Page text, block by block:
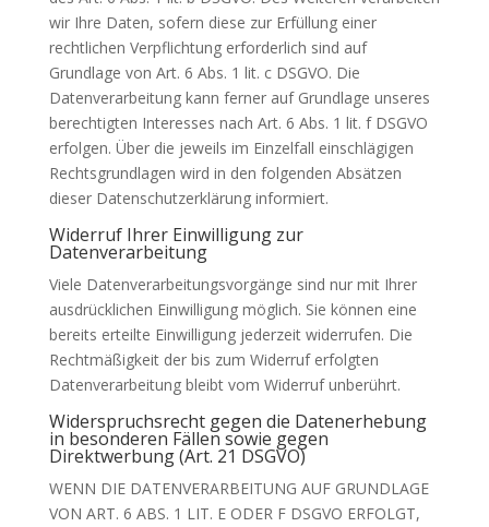
wir Ihre Daten, sofern diese zur Erfüllung einer
rechtlichen Verpflichtung erforderlich sind auf
Grundlage von Art. 6 Abs. 1 lit. c DSGVO. Die
Datenverarbeitung kann ferner auf Grundlage unseres
berechtigten Interesses nach Art. 6 Abs. 1 lit. f DSGVO
erfolgen. Über die jeweils im Einzelfall einschlägigen
Rechtsgrundlagen wird in den folgenden Absätzen
dieser Datenschutzerklärung informiert.
Widerruf Ihrer Einwilligung zur
Datenverarbeitung
Viele Datenverarbeitungsvorgänge sind nur mit Ihrer
ausdrücklichen Einwilligung möglich. Sie können eine
bereits erteilte Einwilligung jederzeit widerrufen. Die
Rechtmäßigkeit der bis zum Widerruf erfolgten
Datenverarbeitung bleibt vom Widerruf unberührt.
Widerspruchsrecht gegen die Datenerhebung
in besonderen Fällen sowie gegen
Direktwerbung (Art. 21 DSGVO)
WENN DIE DATENVERARBEITUNG AUF GRUNDLAGE
VON ART. 6 ABS. 1 LIT. E ODER F DSGVO ERFOLGT,